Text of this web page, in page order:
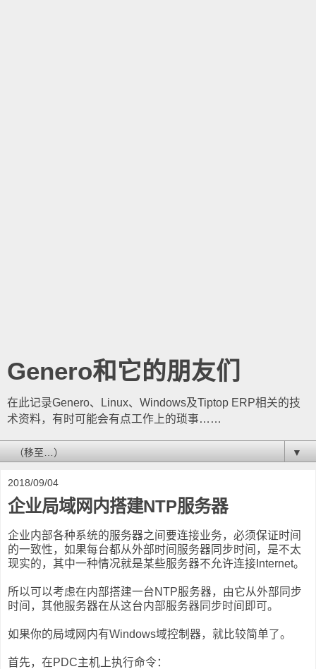
Genero和它的朋友们
在此记录Genero、Linux、Windows及Tiptop ERP相关的技
术资料，有时可能会有点工作上的琐事……
▼
2018/09/04
企业局域网内搭建NTP服务器
企业内部各种系统的服务器之间要连接业务，必须保证时间
的一致性，如果每台都从外部时间服务器同步时间，是不太
现实的，其中一种情况就是某些服务器不允许连接Internet。
所以可以考虑在内部搭建一台NTP服务器，由它从外部同步
时间，其他服务器在从这台内部服务器同步时间即可。
如果你的局域网内有Windows域控制器，就比较简单了。
首先，在PDC主机上执行命令：